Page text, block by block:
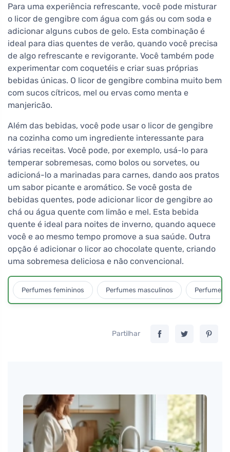
Para uma experiência refrescante, você pode misturar
o licor de gengibre com água com gás ou com soda e
adicionar alguns cubos de gelo. Esta combinação é
ideal para dias quentes de verão, quando você precisa
de algo refrescante e revigorante. Você também pode
experimentar com coquetéis e criar suas próprias
bebidas únicas. O licor de gengibre combina muito bem
com sucos cítricos, mel ou ervas como menta e
manjericão.
Além das bebidas, você pode usar o licor de gengibre
na cozinha como um ingrediente interessante para
várias receitas. Você pode, por exemplo, usá-lo para
temperar sobremesas, como bolos ou sorvetes, ou
adicioná-lo a marinadas para carnes, dando aos pratos
um sabor picante e aromático. Se você gosta de
bebidas quentes, pode adicionar licor de gengibre ao
chá ou água quente com limão e mel. Esta bebida
quente é ideal para noites de inverno, quando aquece
você e ao mesmo tempo promove a sua saúde. Outra
opção é adicionar o licor ao chocolate quente, criando
uma sobremesa deliciosa e não convencional.
Perfumes femininos Perfumes masculinos Perfumes
Partilhar